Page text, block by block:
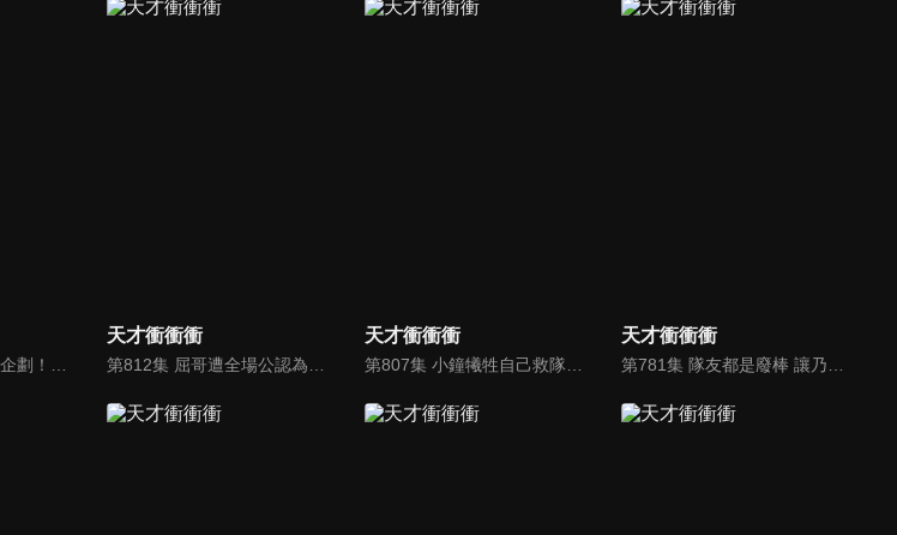
天才衝衝衝 天才衝衝衝 天才衝衝衝